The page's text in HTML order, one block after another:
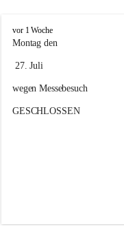
F
a
r
a
d
h
r
vor 1 Woche
Montag den
27. Juli
wegen Messebesuch
GESCHLOSSEN